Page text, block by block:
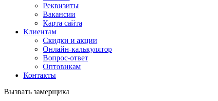
Реквизиты
Вакансии
Карта сайта
Клиентам
Скидки и акции
Онлайн-калькулятор
Вопрос-ответ
Оптовикам
Контакты
Вызвать замерщика